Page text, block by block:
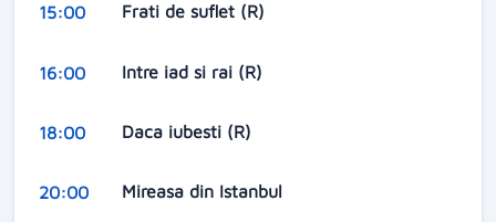
15:00 Frati de suflet (R)
16:00 Intre iad si rai (R)
18:00 Daca iubesti (R)
20:00 Mireasa din Istanbul